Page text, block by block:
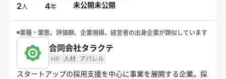
コミュニケーションや体験価値の創出を支援している。
2人 4年
未公開未公開
業種・業態、評価額、企業規模、経営者の出身企業が類似しています
合同会社タラクテ
HR 人材 アパレル
スタートアップの採用支援を中心に事業を展開する企業。採